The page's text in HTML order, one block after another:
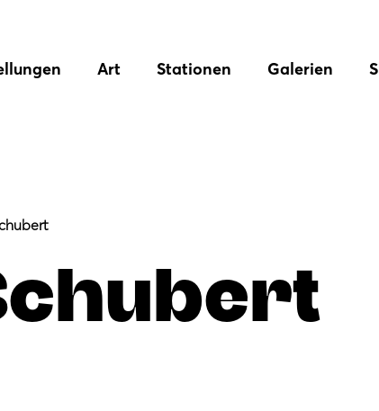
Art Stationen Galerien